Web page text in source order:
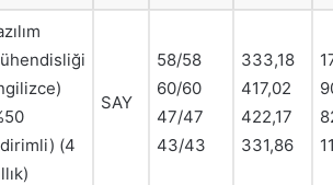
(4
SAY
58/58
60/60
47/47
43/43
333,18
417,02
422,17
331,86